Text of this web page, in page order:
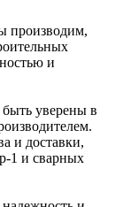
производим,
и
уверены в
и доставки,
1 и сварных